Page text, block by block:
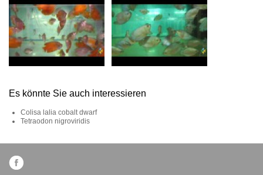
Es könnte Sie auch interessieren
Colisa lalia cobalt dwarf
Tetraodon nigroviridis